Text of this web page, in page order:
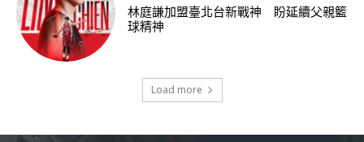
林庭謙加盟臺北台新戰神 盼延續父親籃
球精神
Load more